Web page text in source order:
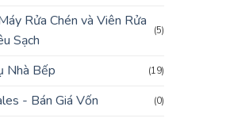
Rửa Chén và Viên Rửa
Sạch
(5)
Nhà Bếp (19)
- Bán Giá Vốn (0)